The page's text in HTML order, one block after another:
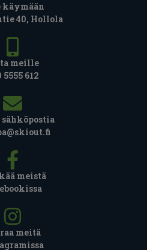
käymään
40, Hollola
meille
5555 612
sähköpostia
meistä
meitä